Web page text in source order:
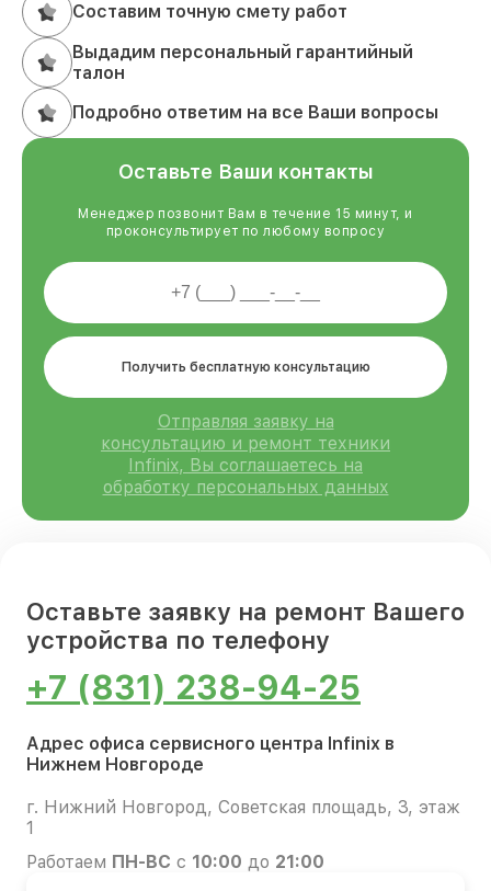
Составим точную смету работ
Выдадим персональный гарантийный
талон
Подробно ответим на все Ваши вопросы
Оставьте Ваши контакты
Менеджер позвонит Вам в течение 15 минут, и
проконсультирует по любому вопросу
Получить бесплатную консультацию
Отправляя заявку на
консультацию и ремонт техники
Infinix, Вы соглашаетесь на
обработку персональных данных
Оставьте заявку на ремонт Вашего
устройства по телефону
+7 (831) 238-94-25
Адрес офиса сервисного центра Infinix в
Нижнем Новгороде
г. Нижний Новгород, Советская площадь, 3, этаж
1
Работаем ПН-ВС с 10:00 до 21:00